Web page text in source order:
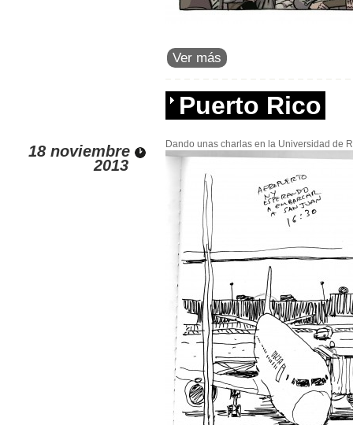
Ver más
Puerto Rico
18 noviembre
2013
Dando unas charlas en la Universidad de